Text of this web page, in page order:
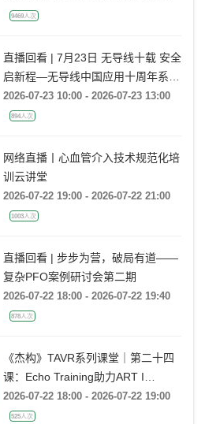
9469人次
直播回看 | 7月23日 无导线十载 安全
启新程—无导线中国应用十周年系列
活动
2026-07-23 10:00 - 2026-07-23 13:00
894人次
网络直播丨心血管介入技术规范化培
训云讲堂
2026-07-22 19:00 - 2026-07-22 21:00
1003人次
直播回看 | 步步为营，破局有道——
复杂PFO案例研讨会第二期
2026-07-22 18:00 - 2026-07-22 19:40
878人次
《杰构》TAVR系列课堂｜第二十四
课：Echo Training助力ART I
Rebecca T. Hahn教授《主动脉瓣反
流的超声培训：从病理机制到临床诊
2026-07-22 18:00 - 2026-07-22 19:00
525人次